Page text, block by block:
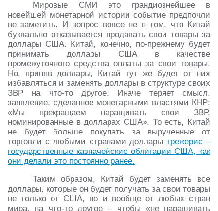
Мировые СМИ это грандиознейшее в
новейшей монетарной истории событие предпочли
не заметить. И вопрос вовсе не в том, что Китай
буквально отказывается продавать свои товары за
доллары США. Китай, конечно, по-прежнему будет
принимать доллары США в качестве
промежуточного средства оплаты за свои товары.
Но, приняв доллары, Китай тут же будет от них
избавляться и заменять доллары в структуре своих
ЗВР на что-то другое. Иначе теряет смысл,
заявление, сделанное монетарными властями КНР:
«Мы прекращаем наращивать свои ЗВР,
номинированные в долларах США». То есть, Китай
не будет больше покупать за вырученные от
торговли с любыми странами доллары трежерис –
государственные казначейские облигации США, как
они делали это постоянно ранее.
Таким образом, Китай будет заменять все
доллары, которые он будет получать за свои товары
не только от США, но и вообще от любых стран
мира, на что-то другое – чтобы «не наращивать